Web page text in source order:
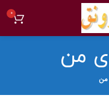
0
من
من